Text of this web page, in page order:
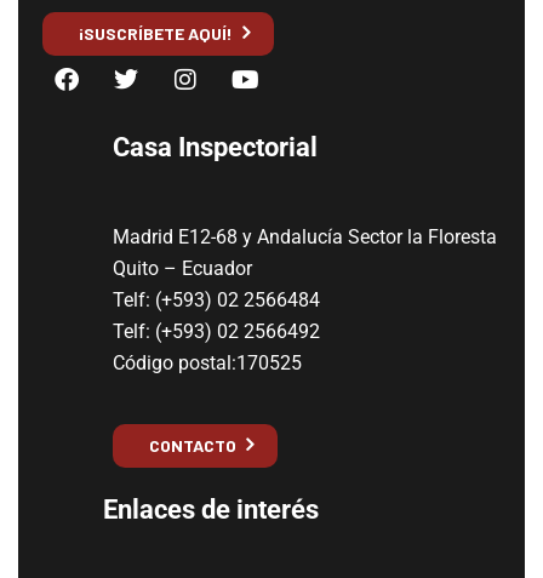
¡SUSCRÍBETE AQUÍ!
Casa Inspectorial
Madrid E12-68 y Andalucía Sector la Floresta
Quito – Ecuador
Telf: (+593) 02 2566484
Telf: (+593) 02 2566492
Código postal:170525
CONTACTO
Enlaces de interés